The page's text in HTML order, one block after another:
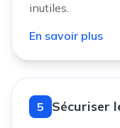
inutiles.
En savoir plus
5 Sécuriser